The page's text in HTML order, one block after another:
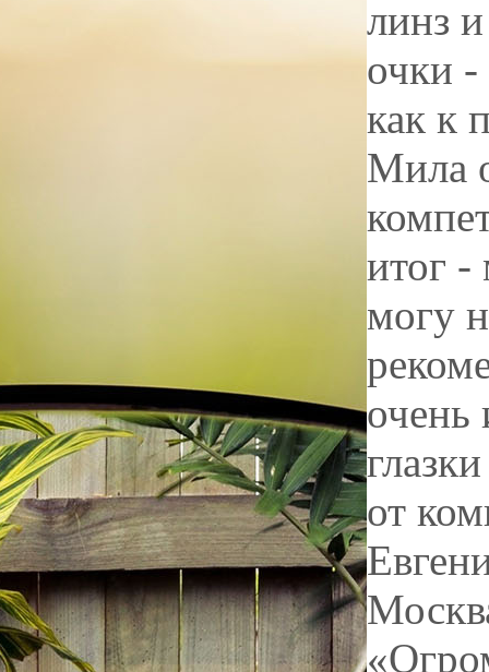
линз
очки
как к
Мила
итог -
могу
очень
от